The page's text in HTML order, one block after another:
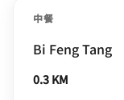
中餐
Bi Feng Tang
0.3 KM